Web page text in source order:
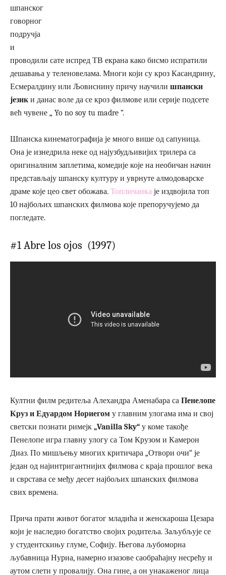
шпанског
говорног
подручја
и
проводили сате испред ТВ екрана како бисмо испратили
дешавања у теленовелама. Многи који су кроз Касандрину,
Есмералдину или Љовиснину причу научили шпански
језики данас воле да се кроз филмове или серије подсете
већ чувене „ Yo no soy tu madre “.
Шпанска кинематографија је много више од сапуница.
Она је изнедрила неке од најузбудљивијих трилера са
оригиналним заплетима, комедије које на необичан начин
представљају шпанску културу и уврнуте алмодоварске
драме које цео свет обожава. Топличанка је издвојила топ
10 најбољих шпанских филмова које препоручујемо да
погледате.
#1 Abre los ojos (1997)
Култни филм редитеља Алехандра Аменабара са Пенелопе
Круз и Едуардом Нориегом у главним улогама има и свој
светски познати римејк „Vanilla Sky“ у коме такође
Пенелопе игра главну улогу са Том Крузом и Камерон
Диаз. По мишљењу многих критичара „Отвори очи“ је
један од најинтригантнијих филмова с краја прошлог века
и сврстава се међу десет најбољих шпанских филмова
свих времена.
Прича прати живот богатог младића и женскароша Цезара
који је наследио богатство својих родитеља. Заљубљује се
у студентскињу глуме, Софију. Његова љубоморна
љубавница Нуриа, намерно изазове саобраћајну несрећу и
аутом слети у провалију. Она гине, а он унакаженог лица